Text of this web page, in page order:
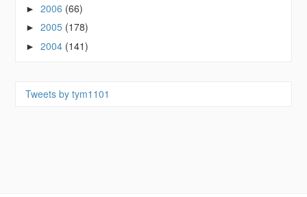
►2006 (66)
►2005 (178)
►2004 (141)
Tweets by tym1101